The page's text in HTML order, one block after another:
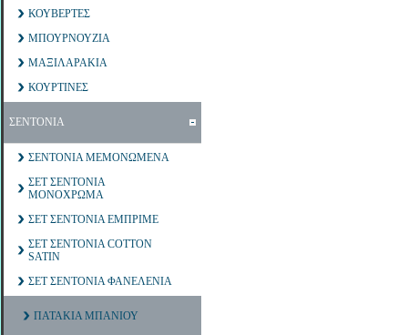
ΚΟΥΒΕΡΤΕΣ
ΜΠΟΥΡΝΟΥΖΙΑ
ΜΑΞΙΛΑΡΑΚΙΑ
ΚΟΥΡΤΙΝΕΣ
ΣΕΝΤΟΝΙΑ
ΣΕΝΤΟΝΙΑ ΜΕΜΟΝΩΜΕΝΑ
ΣΕΤ ΣΕΝΤΟΝΙΑ
ΜΟΝΟΧΡΩΜΑ
ΣΕΤ ΣΕΝΤΟΝΙΑ ΕΜΠΡΙΜΕ
ΣΕΤ ΣΕΝΤΟΝΙΑ COTTON
SATIN
ΣΕΤ ΣΕΝΤΟΝΙΑ ΦΑΝΕΛΕΝΙΑ
ΠΑΤΑΚΙΑ ΜΠΑΝΙΟΥ